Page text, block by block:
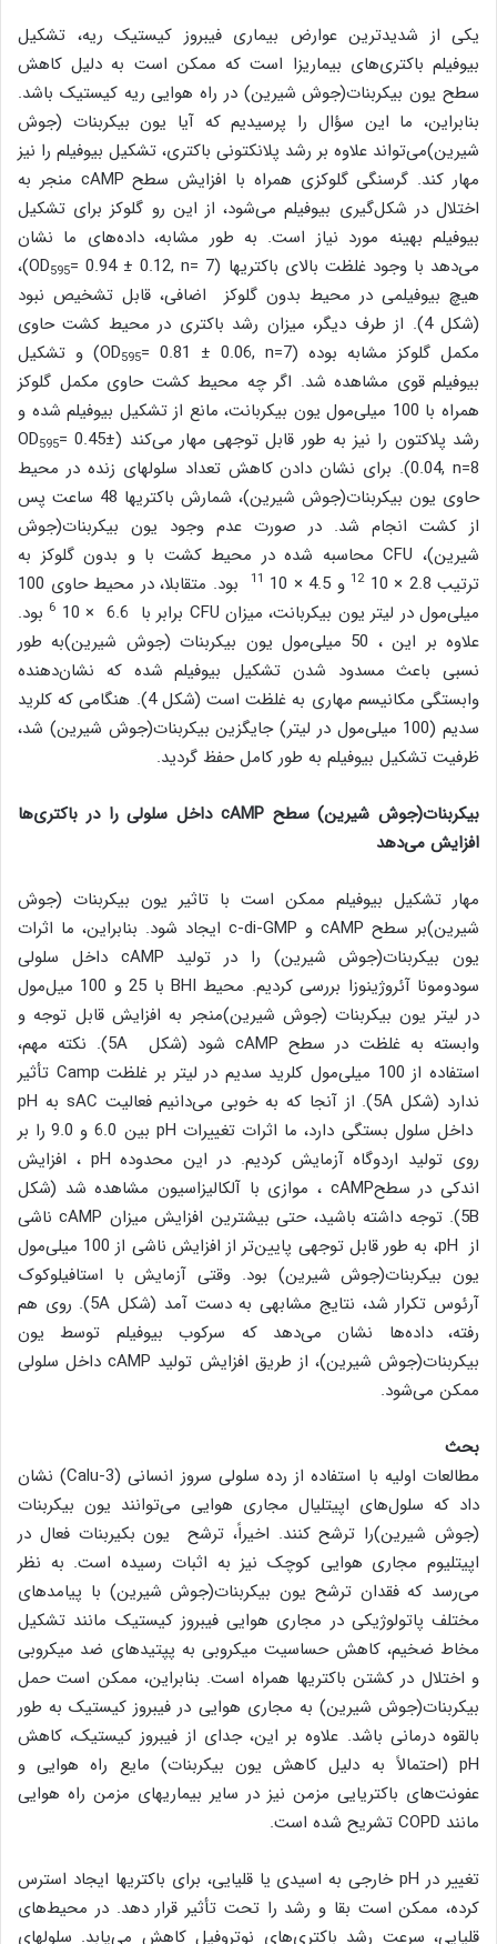
یکی از شدیدترین عوارض بیماری فیبروز کیستیک ریه، تشکیل
بیوفیلم باکتری‌های بیماریزا است که ممکن است به دلیل کاهش
سطح یون بیکربنات(جوش شیرین) در راه هوایی ریه کیستیک باشد.
بنابراین، ما این سؤال را پرسیدیم که آیا یون بیکربنات (جوش
شیرین)می‌تواند علاوه بر رشد پلانکتونی باکتری، تشکیل بیوفیلم را نیز
مهار کند. گرسنگی گلوکزی همراه با افزایش سطح cAMP منجر به
اختلال در شکل‌گیری بیوفیلم می‌شود، از این رو گلوکز برای تشکیل
بیوفیلم بهینه مورد نیاز است. به طور مشابه، داده‌های ما نشان
می‌دهد با وجود غلظت بالای باکتریها (OD
595
= 0.94 ± 0.12, n= 7)،
هیچ بیوفیلمی در محیط بدون گلوکز اضافی، قابل تشخیص نبود
(شکل 4). از طرف دیگر، میزان رشد باکتری در محیط کشت حاوی
مکمل گلوکز مشابه بوده (OD
595
= 0.81 ± 0.06, n=7) و تشکیل
بیوفیلم قوی مشاهده شد. اگر چه محیط کشت حاوی مکمل گلوکز
همراه با 100 میلی‌مول یون بیکربانت، مانع از تشکیل بیوفیلم شده و
رشد پلاکتون را نیز به طور قابل توجهی مهار می‌کند (OD
595= 0.45±
0.04, n=8). برای نشان دادن کاهش تعداد سلولهای زنده در محیط
حاوی یون بیکربنات(جوش شیرین)، شمارش باکتریها 48 ساعت پس
از کشت انجام شد. در صورت عدم وجود یون بیکربنات(جوش
شیرین)، CFU محاسبه شده در محیط کشت با و بدون گلوکز به
ترتیب 2.8 × 10
12 و 4.5 × 10 11
بود. متقابلا، در محیط حاوی 100
میلی‌مول در لیتر یون بیکربانت، میزان CFU برابر با 6.6 × 10
6 بود.
علاوه بر این ، 50 میلی‌مول یون بیکربنات (جوش شیرین)به طور
نسبی باعث مسدود شدن تشکیل بیوفیلم شده که نشان‌دهنده
وابستگی مکانیسم مهاری به غلظت است (شکل 4). هنگامی که کلرید
سدیم (100 میلی‌مول در لیتر) جایگزین بیکربنات(جوش شیرین) شد،
ظرفیت تشکیل بیوفیلم به طور کامل حفظ گردید.
بیکربنات(جوش شیرین) سطحcAMP داخل سلولی را در باکتری‌ها
افزایش می‌دهد
مهار تشکیل بیوفیلم ممکن است با تاثیر یون بیکربنات (جوش
شیرین)بر سطح cAMP و c-di-GMP ایجاد شود. بنابراین، ما اثرات
یون بیکربنات(جوش شیرین) را در تولید cAMP داخل سلولی
سودومونا آئروژینوزا بررسی کردیم. محیط BHI با 25 و 100 میل‌مول
در لیتر یون بیکربنات (جوش شیرین)منجر به افزایش قابل توجه و
وابسته به غلظت در سطح cAMP شود (شکل 5A). نکته مهم،
استفاده از 100 میلی‌مول کلرید سدیم در لیتر بر غلظت Camp تأثیر
ندارد (شکل 5A). از آنجا که به خوبی می‌دانیم فعالیت sAC به pH
داخل سلول بستگی دارد، ما اثرات تغییرات pH بین 6.0 و 9.0 را بر
روی تولید اردوگاه آزمایش کردیم. در این محدوده pH ، افزایش
اندکی در سطحcAMP ، موازی با آلکالیزاسیون مشاهده شد (شکل
5B). توجه داشته باشید، حتی بیشترین افزایش میزان cAMP ناشی
از pH، به طور قابل توجهی پایین‌تر از افزایش ناشی از 100 میلی‌مول
یون بیکربنات(جوش شیرین) بود. وقتی آزمایش با استافیلوکوک
آرئوس تکرار شد، نتایج مشابهی به دست آمد (شکل 5A). روی هم
رفته، داده‌ها نشان می‌دهد که سرکوب بیوفیلم توسط یون
بیکربنات(جوش شیرین)، از طریق افزایش تولید cAMP داخل سلولی
ممکن می‌شود.
بحث
مطالعات اولیه با استفاده از رده سلولی سروز انسانی (Calu-3) نشان
داد که سلول‌های اپیتلیال مجاری هوایی می‌توانند یون بیکربنات
(جوش شیرین)را ترشح کنند. اخیراً، ترشح یون بکیربنات فعال در
اپیتلیوم مجاری هوایی کوچک نیز به اثبات رسیده است. به نظر
می‌رسد که فقدان ترشح یون بیکربنات(جوش شیرین) با پیامدهای
مختلف پاتولوژیکی در مجاری هوایی فیبروز کیستیک مانند تشکیل
مخاط ضخیم، کاهش حساسیت میکروبی به پپتیدهای ضد میکروبی
و اختلال در کشتن باکتریها همراه است. بنابراین، ممکن است حمل
بیکربنات(جوش شیرین) به مجاری هوایی در فیبروز کیستیک به طور
بالقوه درمانی باشد. علاوه بر این، جدای از فیبروز کیستیک، کاهش
pH (احتمالاً به دلیل کاهش یون بیکربنات) مایع راه هوایی و
عفونت‌های باکتریایی مزمن نیز در سایر بیماریهای مزمن راه هوایی
مانند COPD تشریح شده است.
تغییر در pH خارجی به اسیدی یا قلیایی، برای باکتریها ایجاد استرس
کرده، ممکن است بقا و رشد را تحت تأثیر قرار دهد. در محیط‌های
قلیایی، سرعت رشد باکتری‌های نوتروفیل کاهش می‌یابد. سلولهای